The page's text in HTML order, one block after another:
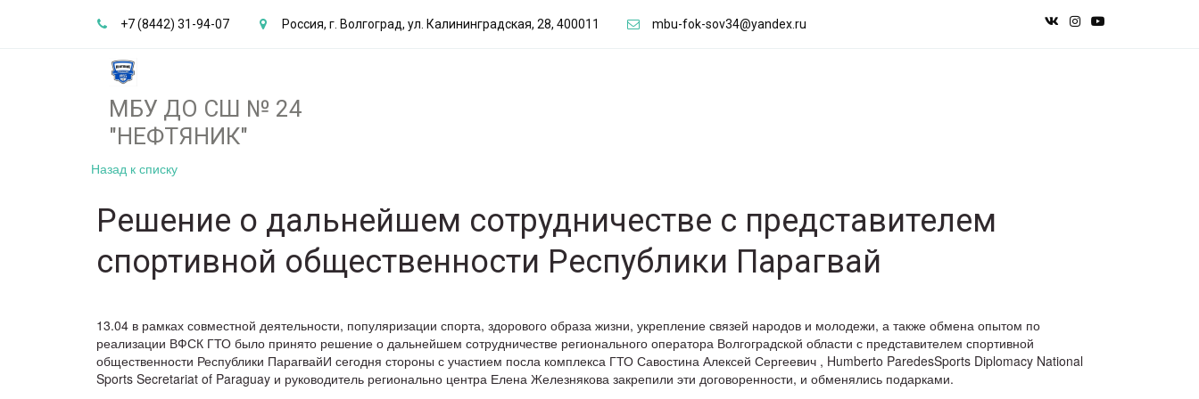
+7 (8442) 31-94-07 Россия, г. Волгоград, ул. Калининградская, 28, 400011 mbu-fok-sov34@yandex.ru
МБУ ДО СШ № 24
"НЕФТЯНИК"­­
Назад к списку
Решение о дальнейшем сотрудничестве с представителем
спортивной общественности Республики Парагвай
13.04 в рамках совместной деятельности, популяризации спорта, здорового образа жизни, укрепление связей народов и молодежи, а также обмена опытом по
реализации ВФСК ГТО было принято решение о дальнейшем сотрудничестве регионального оператора Волгоградской области с представителем спортивной
общественности Республики ПарагвайИ сегодня стороны с участием посла комплекса ГТО Савостина Алексей Сергеевич , Humberto ParedesSports Diplomacy National
Sports Secretariat of Paraguay и руководитель регионально центра Елена Железнякова закрепили эти договоренности, и обменялись подарками.